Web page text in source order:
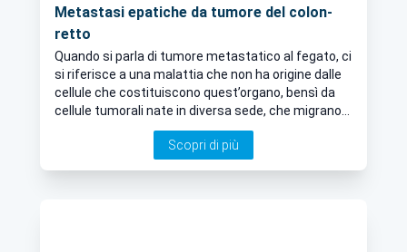
Metastasi epatiche da tumore del colon-
retto
Quando si parla di tumore metastatico al fegato, ci
si riferisce a una malattia che non ha origine dalle
cellule che costituiscono quest’organo, bensì da
cellule tumorali nate in diversa sede, che migrano
Scopri di più